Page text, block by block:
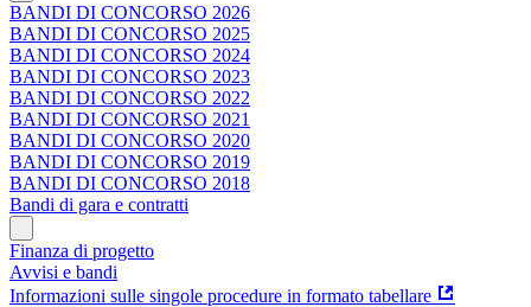
BANDI DI CONCORSO 2026
BANDI DI CONCORSO 2025
BANDI DI CONCORSO 2024
BANDI DI CONCORSO 2023
BANDI DI CONCORSO 2022
BANDI DI CONCORSO 2021
BANDI DI CONCORSO 2020
BANDI DI CONCORSO 2019
BANDI DI CONCORSO 2018
Bandi di gara e contratti
Finanza di progetto
Avvisi e bandi
Informazioni sulle singole procedure in formato tabellare